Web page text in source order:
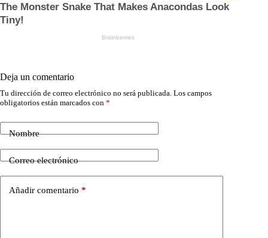
Deja un comentario
Tu dirección de correo electrónico no será publicada. Los campos
obligatorios están marcados con *
Nombre
Correo electrónico
Añadir comentario *